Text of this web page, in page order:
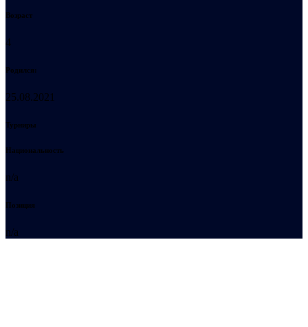
Возраст
4
Родился:
25.08.2021
Турниры
Национальность
n/a
Позиция
n/a